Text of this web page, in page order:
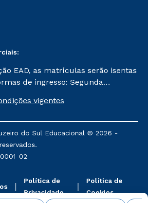
EAD, as matrículas serão isentas
de ingresso: Segunda
a taxa de matrícula será de R$
referentes aos cursos: Ensino
para a Docência e Metodologia
Questões Atuais.
vigentes
do Sul Educacional © 2026 -
02
Política de
Privacidade
Política de
Cookies